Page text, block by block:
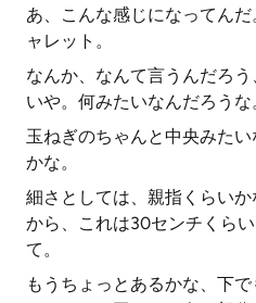
あ、こんな感じになってん
ャレット。
なんか、なんて言うんだろ
いや。何みたいなんだろうな
玉ねぎのちゃんと中央みた
かな。
細さとしては、親指くらい
から、これは30センチくら
て。
もうちょっとあるかな、下